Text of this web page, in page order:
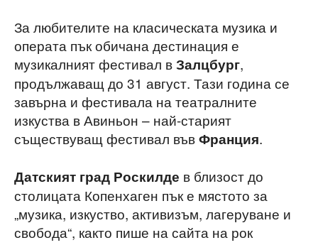
За любителите на класическата музика и
операта пък обичана дестинация е
музикалният фестивал вЗалцбург,
продължаващ до 31 август. Тази година се
завърна и фестивала на театралните
изкуства в Авиньон – най-старият
съществуващ фестивал въвФранция.
Датският град Роскилде в близост до
столицата Копенхаген пък е мястото за
„музика, изкуство, активизъм, лагеруване и
свобода“, както пише на сайта на рок